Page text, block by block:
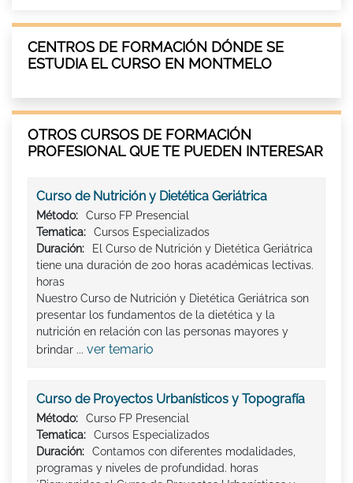
CENTROS DE FORMACIÓN DÓNDE SE
ESTUDIA EL CURSO EN MONTMELO
OTROS CURSOS DE FORMACIÓN
PROFESIONAL QUE TE PUEDEN INTERESAR
Curso de Nutrición y Dietética Geriátrica
Método:
Curso FP Presencial
Tematica:
Cursos Especializados
Duración:
El Curso de Nutrición y Dietética Geriátrica
tiene una duración de 200 horas académicas lectivas.
horas
Nuestro Curso de Nutrición y Dietética Geriátrica son
presentar los fundamentos de la dietética y la
nutrición en relación con las personas mayores y
brindar ... ver temario
Curso de Proyectos Urbanísticos y Topografía
Método:
Curso FP Presencial
Tematica:
Cursos Especializados
Duración:
Contamos con diferentes modalidades,
programas y niveles de profundidad. horas